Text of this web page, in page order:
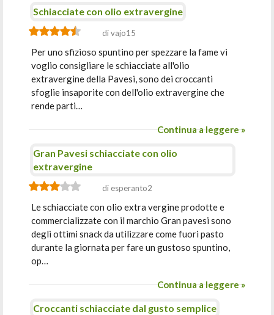
Schiacciate con olio extravergine
di vajo15
Per uno sfizioso spuntino per spezzare la fame vi
voglio consigliare le schiacciate all'olio
extravergine della Pavesi, sono dei croccanti
sfoglie insaporite con dell'olio extravergine che
rende parti…
Continua a leggere »
Gran Pavesi schiacciate con olio
extravergine
di esperanto2
Le schiacciate con olio extra vergine prodotte e
commercializzate con il marchio Gran pavesi sono
degli ottimi snack da utilizzare come fuori pasto
durante la giornata per fare un gustoso spuntino,
op…
Continua a leggere »
Croccanti schiacciate dal gusto semplice